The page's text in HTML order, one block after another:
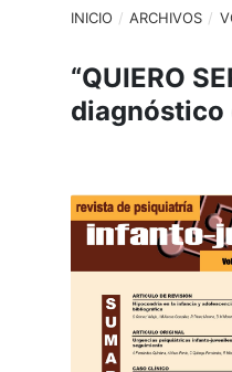
INICIO / ARCHIVOS /
“QUIERO